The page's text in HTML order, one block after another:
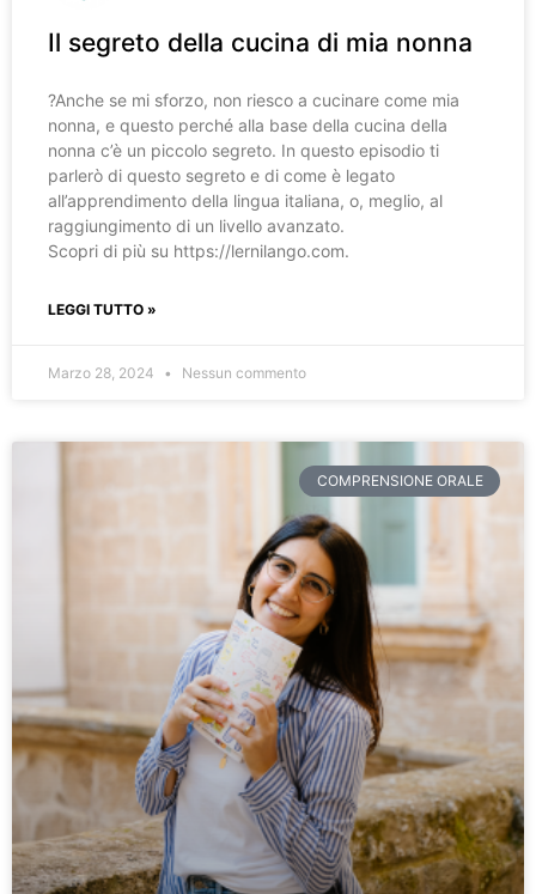
Il segreto della cucina di mia nonna
?️Anche se mi sforzo, non riesco a cucinare come mia
nonna, e questo perché alla base della cucina della
nonna c’è un piccolo segreto. In questo episodio ti
parlerò di questo segreto e di come è legato
all’apprendimento della lingua italiana, o, meglio, al
raggiungimento di un livello avanzato.
Scopri di più su https://lernilango.com.
LEGGI TUTTO »
Marzo 28, 2024 Nessun commento
COMPRENSIONE ORALE